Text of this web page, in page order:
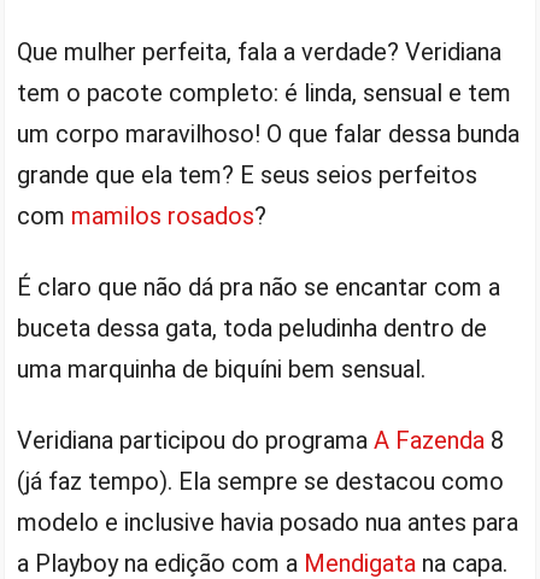
Que mulher perfeita, fala a verdade? Veridiana
tem o pacote completo: é linda, sensual e tem
um corpo maravilhoso! O que falar dessa bunda
grande que ela tem? E seus seios perfeitos
com mamilos rosados?
É claro que não dá pra não se encantar com a
buceta dessa gata, toda peludinha dentro de
uma marquinha de biquíni bem sensual.
Veridiana participou do programaA Fazenda 8
(já faz tempo). Ela sempre se destacou como
modelo e inclusive havia posado nua antes para
a Playboy na edição com a Mendigata na capa.